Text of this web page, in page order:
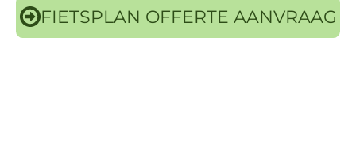
FIETSPLAN OFFERTE AANVRAAG